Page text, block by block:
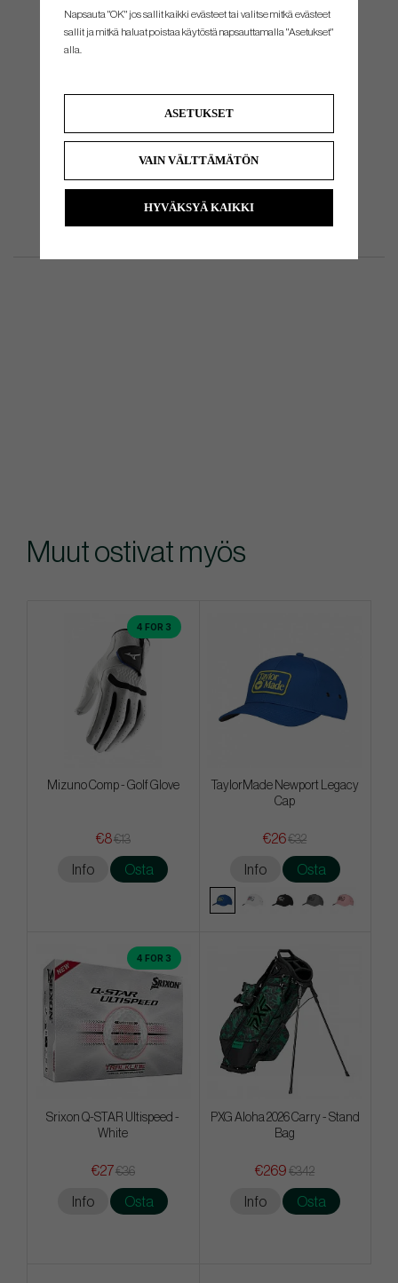
Muut ostivat myös
4 FOR 3
Mizuno Comp - Golf Glove
€8€13
Info Osta
TaylorMade Newport Legacy
Cap
€26€32
Info Osta
4 FOR 3
Srixon Q-STAR Ultispeed -
White
€27€36
Info Osta
PXG Aloha 2026 Carry - Stand
Bag
€269 €342
Info Osta
Napsauta "OK" jos sallit kaikki evästeet tai valitse mitkä evästeet
sallit ja mitkä haluat poistaa käytöstä napsauttamalla "Asetukset"
alla.
ASETUKSET
VAIN VÄLTTÄMÄTÖN
HYVÄKSYÄ KAIKKI